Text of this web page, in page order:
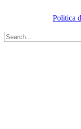
Politica